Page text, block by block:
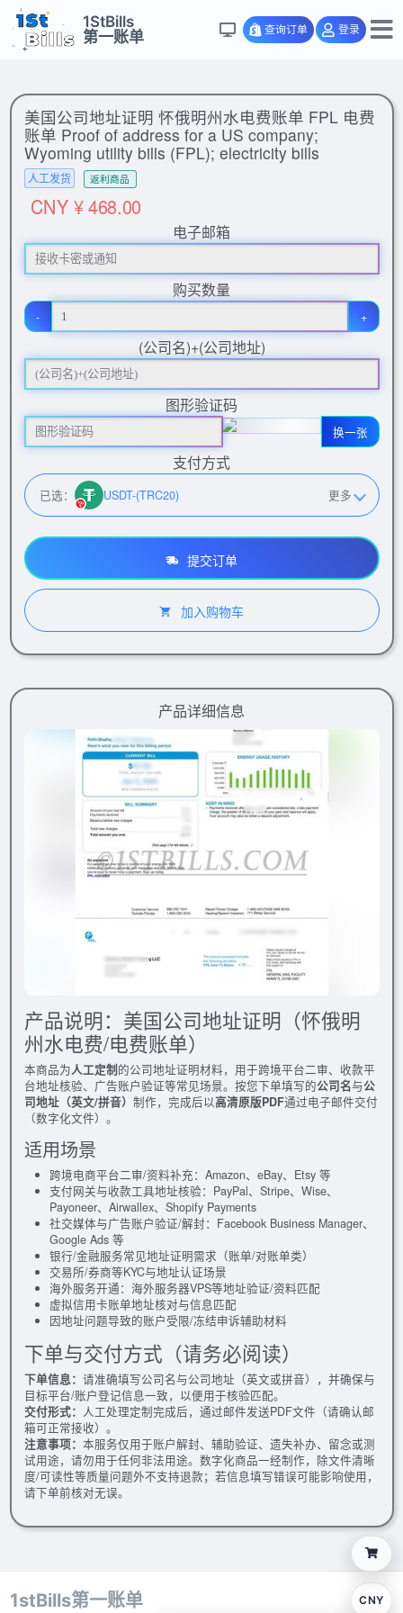
1StBills
第一账单
查询订单 登录
美国公司地址证明 怀俄明州水电费账单 FPL 电费
账单 Proof of address for a US company;
Wyoming utility bills (FPL); electricity bills
人工发货 返利商品
CNY ¥ 468.00
电子邮箱
购买数量
- +
(公司名)+(公司地址)
图形验证码
换一张
支付方式
已选： USDT-(TRC20) 更多
提交订单
加入购物车
产品详细信息
产品说明：美国公司地址证明（怀俄明
州水电费/电费账单）
本商品为人工定制的公司地址证明材料，用于跨境平台二审、收款平
台地址核验、广告账户验证等常见场景。按您下单填写的公司名与公
司地址（英文/拼音） 制作，完成后以高清原版PDF通过电子邮件交付
（数字化文件）。
适用场景
跨境电商平台二审/资料补充：Amazon、eBay、Etsy 等
支付网关与收款工具地址核验：PayPal、Stripe、Wise、
Payoneer、Airwallex、Shopify Payments
社交媒体与广告账户验证/解封：Facebook Business Manager、
Google Ads 等
银行/金融服务常见地址证明需求（账单/对账单类）
交易所/券商等KYC与地址认证场景
海外服务开通：海外服务器VPS等地址验证/资料匹配
虚拟信用卡账单地址核对与信息匹配
因地址问题导致的账户受限/冻结申诉辅助材料
下单与交付方式（请务必阅读）
下单信息： 请准确填写公司名与公司地址（英文或拼音），并确保与
目标平台/账户登记信息一致，以便用于核验匹配。
交付形式： 人工处理定制完成后，通过邮件发送PDF文件（请确认邮
箱可正常接收）。
注意事项： 本服务仅用于账户解封、辅助验证、遗失补办、留念或测
试用途，请勿用于任何非法用途。数字化商品一经制作，除文件清晰
度/可读性等质量问题外不支持退款；若信息填写错误可能影响使用，
请下单前核对无误。
1stBills第一账单 CNY